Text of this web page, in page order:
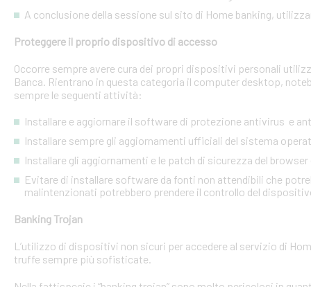
A conclusione della sessione sul sito di Home banking,
Proteggere il proprio dispositivo di accesso
Occorre sempre avere cura dei propri dispositivi personali
Banca. Rientrano in questa categoria il computer desktop,
sempre le seguenti attività:
Installare e aggiornare il software di protezione antivirus e
Installare sempre gli aggiornamenti ufficiali del sistema
Installare gli aggiornamenti e le patch di sicurezza del
Evitare di installare software da fonti non attendibili che
malintenzionati potrebbero prendere il controllo del
Banking Trojan
L’utilizzo di dispositivi non sicuri per accedere al servizio di
truffe sempre più sofisticate.